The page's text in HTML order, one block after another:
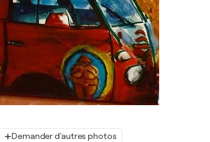
Demander d'autres photos